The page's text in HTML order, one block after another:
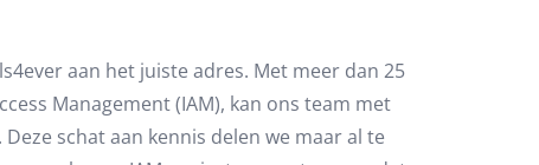
aan het juiste adres. Met meer dan 25
Management (IAM), kan ons team met
schat aan kennis delen we maar al te